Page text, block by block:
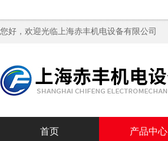
您好，欢迎光临上海赤丰机电设备有限公司
首页 产品中心